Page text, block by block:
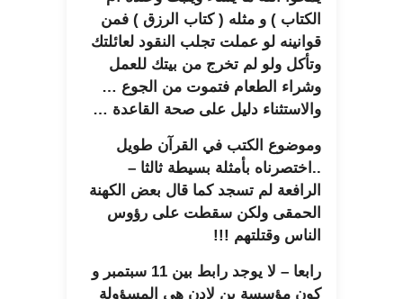
الكتاب ) و مثله ( كتاب الرزق ) فمن
قوانينه لو عملت تجلب النقود لعائلتك
وتأكل ولو لم تخرج من بيتك للعمل
وشراء الطعام فتموت من الجوع …
والاستثناء دليل على صحة القاعدة …
وموضوع الكتب في القرآن طويل
..اختصرناه بأمثلة بسيطة ثالثا –
الرافعة لم تسجد كما قال بعض الكهنة
الحمقى ولكن سقطت على رؤوس
الناس وقتلتهم !!!
رابعا – لا يوجد رابط بين 11 سبتمبر و
كون مؤسسة بن لادن هي المسؤولة